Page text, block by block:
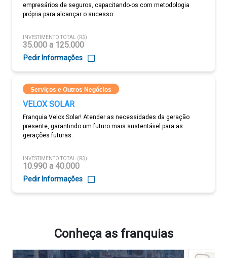
empresários de seguros, capacitando-os com metodologia
própria para alcançar o sucesso.
INVESTIMENTO TOTAL (R$)
35.000 a 125.000
Pedir Informações
Serviços e Outros Negócios
VELOX SOLAR
Franquia Velox Solar! Atender as necessidades da geração
presente, garantindo um futuro mais sustentável para as
gerações futuras.
INVESTIMENTO TOTAL (R$)
10.990 a 40.000
Pedir Informações
Conheça as franquias